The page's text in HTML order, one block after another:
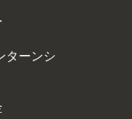
ターンシ